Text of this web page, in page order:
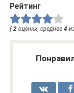
Рейтинг
( 2 оценки, среднее 4